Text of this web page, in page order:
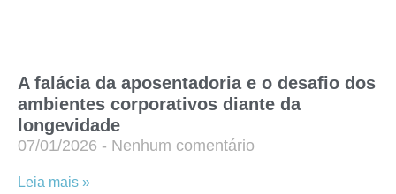
A falácia da aposentadoria e o desafio dos
ambientes corporativos diante da
longevidade
07/01/2026 Nenhum comentário
Leia mais »